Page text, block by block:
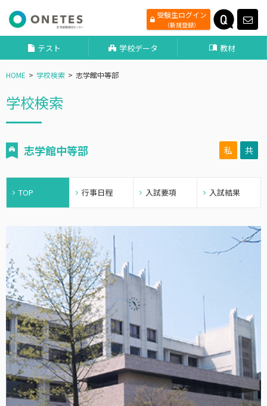
受験生ログイン
（新規登録）
テスト 学校データ 教材
HOME 学校検索 志学館中等部
学校検索
志学館中等部 私 共
TOP 行事日程 入試要項 入試結果